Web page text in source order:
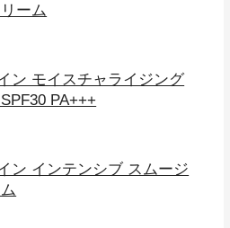
ーム
ン モイスチャライジング
PA+++
ン インテンシブ スムージ
ン トーンアップ エッセン
ン ファーミング エッセン
ン ブリリアンス ローショ
ン スムージング ローショ
メンツ ハイドレーション